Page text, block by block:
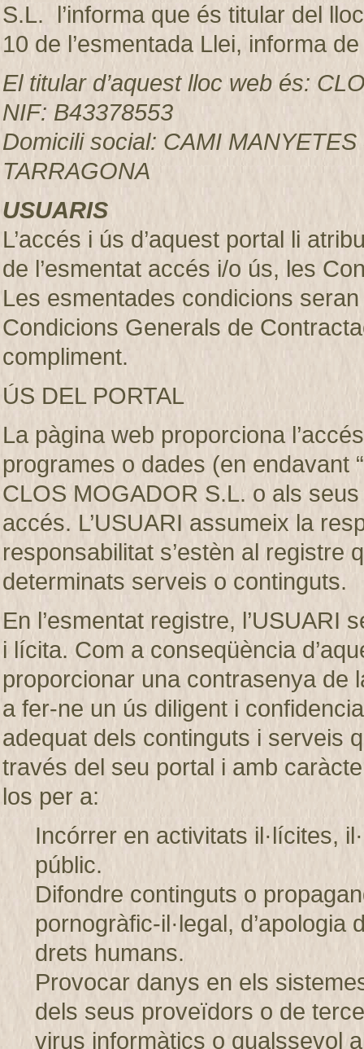
S.L. l’informa que és titular del
10 de l’esmentada Llei, informa
El titular d’aquest lloc web és:
NIF: B43378553
Domicili social: CAMI
TARRAGONA
USUARIS
L’accés i ús d’aquest portal li
de l’esmentat accés i/o ús, les
Les esmentades condicions
Condicions Generals de
compliment.
ÚS DEL PORTAL
La pàgina web proporciona
programes o dades (en endavant
CLOS MOGADOR S.L. o als
accés. L’USUARI assumeix la
responsabilitat s’estèn al registre
determinats serveis o continguts.
En l’esmentat registre, l’USUARI
i lícita. Com a conseqüència
proporcionar una contrasenya de
a fer-ne un ús diligent i
adequat dels continguts i serveis
través del seu portal i amb
los per a:
Incórrer en activitats il·lícites,
públic.
Difondre continguts o
pornogràfic-il·legal,
drets humans.
Provocar danys en els
dels seus proveïdors o de
virus informàtics o qualssevol